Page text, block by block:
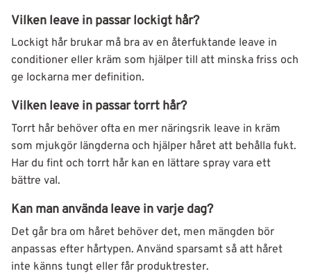
Vilken leave in passar lockigt hår?
Lockigt hår brukar må bra av en återfuktande leave in
conditioner eller kräm som hjälper till att minska friss och
ge lockarna mer definition.
Vilken leave in passar torrt hår?
Torrt hår behöver ofta en mer näringsrik leave in kräm
som mjukgör längderna och hjälper håret att behålla fukt.
Har du fint och torrt hår kan en lättare spray vara ett
bättre val.
Kan man använda leave in varje dag?
Det går bra om håret behöver det, men mängden bör
anpassas efter hårtypen. Använd sparsamt så att håret
inte känns tungt eller får produktrester.